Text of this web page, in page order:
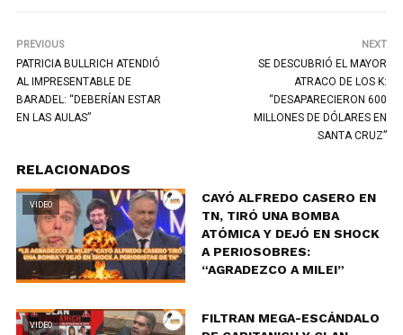
PREVIOUS
PATRICIA BULLRICH ATENDIÓ
AL IMPRESENTABLE DE
BARADEL: “DEBERÍAN ESTAR
EN LAS AULAS”
NEXT
SE DESCUBRIÓ EL MAYOR
ATRACO DE LOS K:
“DESAPARECIERON 600
MILLONES DE DÓLARES EN
SANTA CRUZ”
RELACIONADOS
VIDEO
CAYÓ ALFREDO CASERO EN
TN, TIRÓ UNA BOMBA
ATÓMICA Y DEJÓ EN SHOCK
A PERIOSOBRES:
“AGRADEZCO A MILEI”
VIDEO
FILTRAN MEGA-ESCÁNDALO